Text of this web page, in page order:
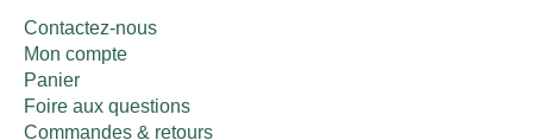
Contactez-nous
Mon compte
Panier
Foire aux questions
Commandes & retours